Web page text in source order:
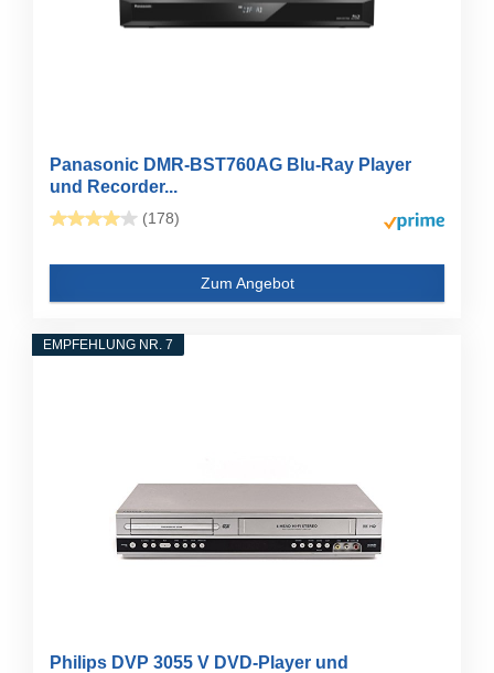
Panasonic DMR-BST760AG Blu-Ray Player
und Recorder...
(178)
Zum Angebot
EMPFEHLUNG NR. 7
Philips DVP 3055 V DVD-Player und